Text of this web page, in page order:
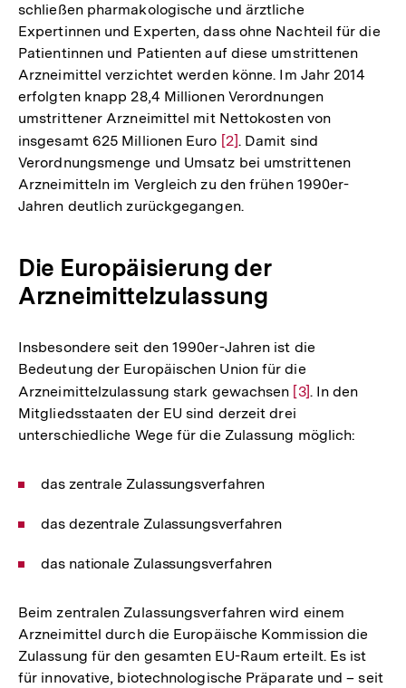
schließen pharmakologische und ärztliche
Expertinnen und Experten, dass ohne Nachteil für die
Patientinnen und Patienten auf diese umstrittenen
Arzneimittel verzichtet werden könne. Im Jahr 2014
erfolgten knapp 28,4 Millionen Verordnungen
umstrittener Arzneimittel mit Nettokosten von
insgesamt 625 Millionen Euro Zur
Auflösung
der
Fußnote
[2]. Damit sind
Verordnungsmenge und Umsatz bei umstrittenen
Arzneimitteln im Vergleich zu den frühen 1990er-
Jahren deutlich zurückgegangen.
Die Europäisierung der
Arzneimittelzulassung
Insbesondere seit den 1990er-Jahren ist die
Bedeutung der Europäischen Union für die
Arzneimittelzulassung stark gewachsen Zur
Auflösung
der
[3]. In den
Mitgliedsstaaten der EU sind derzeit drei
unterschiedliche Wege für die Zulassung möglich:
das zentrale Zulassungsverfahren
das dezentrale Zulassungsverfahren
das nationale Zulassungsverfahren
Beim zentralen Zulassungsverfahren wird einem
Arzneimittel durch die Europäische Kommission die
Zulassung für den gesamten EU-Raum erteilt. Es ist
für innovative, biotechnologische Präparate und – seit